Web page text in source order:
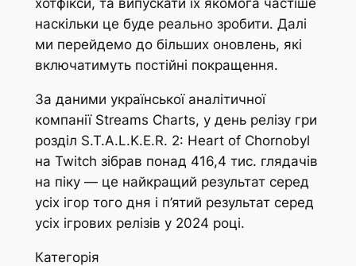
хотфікси, та випускати їх якомога частіше
наскільки це буде реально зробити. Далі
ми перейдемо до більших оновлень, які
включатимуть постійні покращення.
За даними української аналітичної
компанії Streams Charts, у день релізу гри
розділ S.T.A.L.K.E.R. 2: Heart of Chornobyl
на Twitch зібрав понад 416,4 тис. глядачів
на піку — це найкращий результат серед
усіх ігор того дня і п’ятий результат серед
усіх ігрових релізів у 2024 році.
Категорія